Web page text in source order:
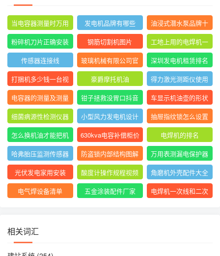
当电容器测量时万用
表指针摆动后停止不
动
发电机品牌有哪些
油浸式潜水泵品牌十
大排名
粉碎机刀片正确安装
方法图
钢筋切割机图片
工地上用的电焊机一
般是直流还是交流
传感器连接线
玻璃机械有限公司官
网
深圳发电机租赁排名
前十
打捆机多少钱一台视
频
豪爵摩托机油
得力激光测距仪使用
方法
电容器的测量及测量
结果怎么写
钳子拯救没胃口抖音
车显示机油壶的形状
是什么意思
细菌病源性检测仪器
是什么
小型风力发电机设计
与制作
抽屉指纹锁怎么设置
指纹
怎么换机油才能把机
油放干净
630kva电容补偿柜价
格
电焊机的排名
哈弗胎压监测传感器
防盗锁内部结构图解
图片
万用表测漏电保护器
短路怎么回事
光伏发电家用安装 酸度计操作规程视频
角磨机外壳配件大全
电气焊设备清单
五金涂装配件厂家
电焊机一次线和二次
相关词汇